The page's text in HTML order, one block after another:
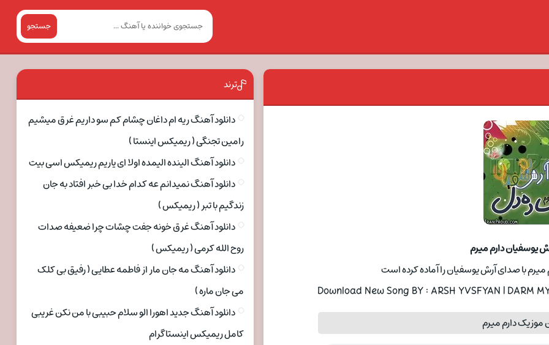
جستجو
یوسفیان دارم میرم
میرم با صدای آرش یوسفیان را آماده کرده است
Download New Song BY : ARSH YVSFYAN | DARM
موزیک دارم میرم
ترند
دانلود آهنگ ریه ام داغان چشام کم سو داریم غرق میشیم
رامین تجنگی ( ریمیکس اینستا )
دانلود آهنگ الینده الیمده اولا ای یاریم ریمیکس اسی بیت
دانلود آهنگ نمیدانم عه کدام خدا بی خبر افتاد به جان
زندگیم با تبر ( ریمیکس )
دانلود آهنگ غرق خونه جفت چشات چرا ضعیفه صدات
روح الله کرمی ( ریمیکس )
دانلود آهنگ مه جان مار از فاطمه عطایی ( رفیق بی کلک
می جان ماره )
دانلود آهنگ جدید اهورا الو سلام حبیبی با من نکن غریبی
کامل ریمیکس اینستاگرام